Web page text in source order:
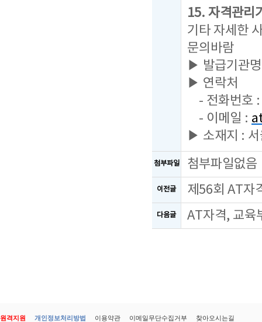
15. 자격관리
기타 자세한
문의바람
▶ 발급기관
▶ 연락처
- 전화번호
- 이메일 :
▶ 소재지 : 서
첨부파일 첨부파일없음
이전글 제56회 AT자
다음글 AT자격, 교육
원격지원 개인정보처리방법 이용약관 이메일무단수집거부 찾아오시는길